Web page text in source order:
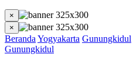
×
×
Beranda Yogyakarta Gunungkidul
Gunungkidul